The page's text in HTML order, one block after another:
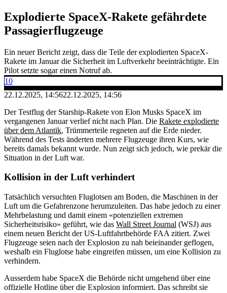
Explodierte SpaceX-Rakete gefährdete
Passagierflugzeuge
Ein neuer Bericht zeigt, dass die Teile der explodierten SpaceX-
Rakete im Januar die Sicherheit im Luftverkehr beeinträchtigte. Ein
Pilot setzte sogar einen Notruf ab.
10
22.12.2025, 14:5622.12.2025, 14:56
Der Testflug der Starship-Rakete von Elon Musks SpaceX im
vergangenen Januar verlief nicht nach Plan. Die Rakete explodierte
über dem Atlantik, Trümmerteile regneten auf die Erde nieder.
Während des Tests änderten mehrere Flugzeuge ihren Kurs, wie
bereits damals bekannt wurde. Nun zeigt sich jedoch, wie prekär die
Situation in der Luft war.
Kollision in der Luft verhindert
Tatsächlich versuchten Fluglotsen am Boden, die Maschinen in der
Luft um die Gefahrenzone herumzuleiten. Das habe jedoch zu einer
Mehrbelastung und damit einem «potenziellen extremen
Sicherheitsrisiko» geführt, wie das Wall Street Journal (WSJ) aus
einem neuen Bericht der US-Luftfahrtbehörde FAA zitiert. Zwei
Flugzeuge seien nach der Explosion zu nah beieinander geflogen,
weshalb ein Fluglotse habe eingreifen müssen, um eine Kollision zu
verhindern.
Ausserdem habe SpaceX die Behörde nicht umgehend über eine
offizielle Hotline über die Explosion informiert. Das schreibt sie